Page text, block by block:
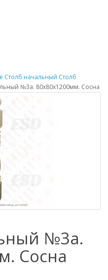
Столб начальный Столб
№3а. 80х80х1200мм. Сосна
№3а.
Сосна